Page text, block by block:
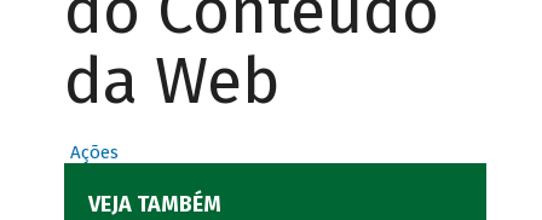
da Web
Ações
VEJA TAMBÉM